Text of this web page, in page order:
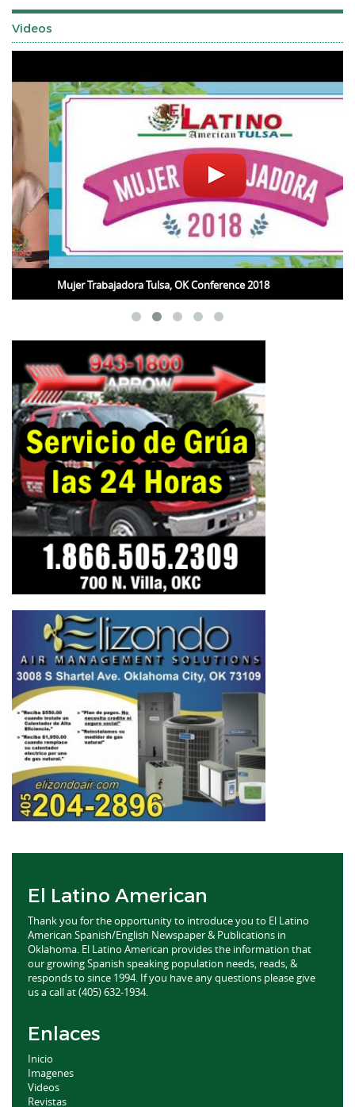
Videos
Mujer Trabajadora Tulsa, OK Conference 2018
El Latino American
Thank you for the opportunity to introduce you to El Latino
American Spanish/English Newspaper & Publications in
Oklahoma. El Latino American provides the information that
our growing Spanish speaking population needs, reads, &
responds to since 1994. If you have any questions please give
us a call at (405) 632-1934.
Enlaces
Inicio
Imagenes
Videos
Revistas